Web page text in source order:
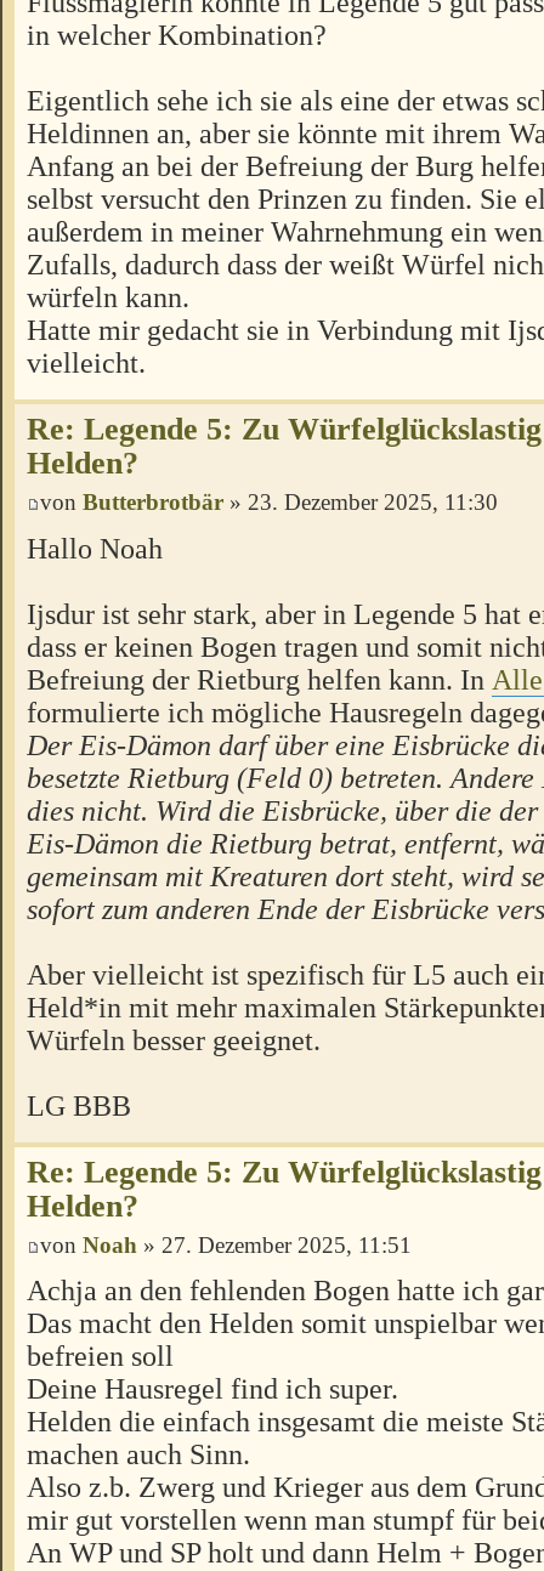
in welcher Kombination?
Eigentlich sehe ich sie als eine der etwas
Heldinnen an, aber sie könnte mit ihrem
Anfang an bei der Befreiung der Burg
selbst versucht den Prinzen zu finden. Sie
außerdem in meiner Wahrnehmung ein
Zufalls, dadurch dass der weißt Würfel
würfeln kann.
Hatte mir gedacht sie in Verbindung mit
vielleicht.
Re: Legende 5: Zu
Helden?
von Butterbrotbär » 23. Dezember 2025, 11:30
Hallo Noah
Ijsdur ist sehr stark, aber in Legende 5 hat
dass er keinen Bogen tragen und somit
Befreiung der Rietburg helfen kann. In
formulierte ich mögliche Hausregeln
Der Eis-Dämon darf über eine Eisbrücke
besetzte Rietburg (Feld 0) betreten.
dies nicht. Wird die Eisbrücke, über die der
Eis-Dämon die Rietburg betrat, entfernt,
gemeinsam mit Kreaturen dort steht, wird
sofort zum anderen Ende der Eisbrücke
Aber vielleicht ist spezifisch für L5 auch
Held*in mit mehr maximalen
Würfeln besser geeignet.
LG BBB
Re: Legende 5: Zu
Helden?
von Noah » 27. Dezember 2025, 11:51
Achja an den fehlenden Bogen hatte ich
Das macht den Helden somit unspielbar
befreien soll
Deine Hausregel find ich super.
Helden die einfach insgesamt die meiste
machen auch Sinn.
Also z.b. Zwerg und Krieger aus dem
mir gut vorstellen wenn man stumpf für
An WP und SP holt und dann Helm +